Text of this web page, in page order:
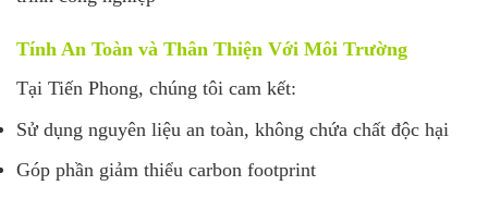
Tính An Toàn và Thân Thiện Với Môi Trường
Tại Tiến Phong, chúng tôi cam kết:
Sử dụng nguyên liệu an toàn, không chứa chất độc hại
Góp phần giảm thiểu carbon footprint